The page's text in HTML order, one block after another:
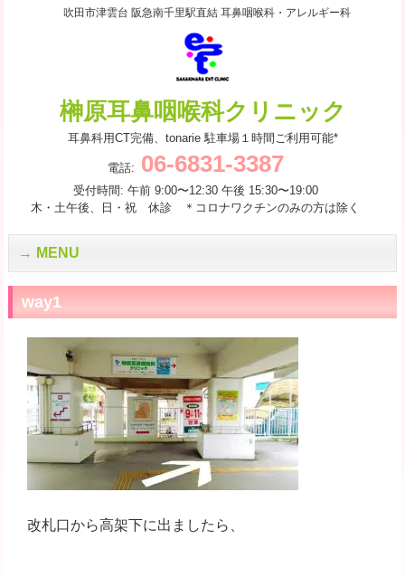
吹田市津雲台 阪急南千里駅直結 耳鼻咽喉科・アレルギー科
榊原耳鼻咽喉科クリニック
耳鼻科用CT完備、tonarie 駐車場１時間ご利用可能*
電話: 06-6831-3387
受付時間: 午前 9:00〜12:30 午後 15:30〜19:00
木・土午後、日・祝 休診 ＊コロナワクチンのみの方は除く
MENU
way1
改札口から高架下に出ましたら、